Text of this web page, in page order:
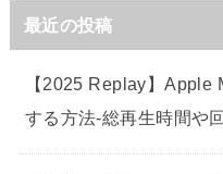
最近の投稿
【2025 Replay】Apple
する方法-総再生時間や